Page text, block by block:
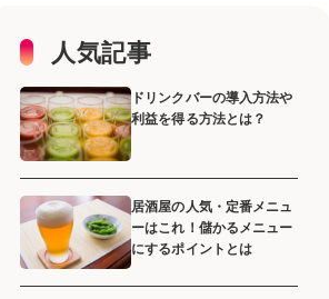
人気記事
ドリンクバーの導入方法や
利益を得る方法とは？
居酒屋の人気・定番メニュ
ーはこれ！儲かるメニュー
にするポイントとは